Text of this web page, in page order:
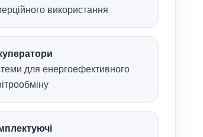
використання
для енергоефективного